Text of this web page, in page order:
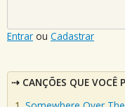
Entrar ou Cadastrar
CANÇÕES QUE VOCÊ